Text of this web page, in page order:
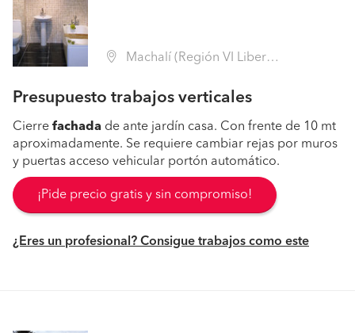
Machalí (Región VI Libertador B. O'Higgins - Cachapoal)
Presupuesto trabajos verticales
Cierre fachada de ante jardín casa. Con frente de 10 mt
aproximadamente. Se requiere cambiar rejas por muros
y puertas acceso vehicular portón automático.
¡Pide precio gratis y sin compromiso!
¿Eres un profesional? Consigue trabajos como este